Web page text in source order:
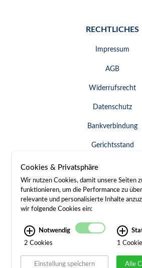
RECHTLICHES
Impressum
AGB
Widerrufsrecht
Datenschutz
Bankverbindung
Gerichtsstand
Widerruf erklären
SERVICE &
Besuch / Anfahrt
Kontakt
Cookies & Privatsphäre
Wir nutzen Cookies, damit unsere Seiten
funktionieren, um die Performance zu
relevante und personalisierte Inhalte
wir folgende Cookies ein:
Notwendig
2 Cookies 1 Cookie
Einstellung speichern Alle